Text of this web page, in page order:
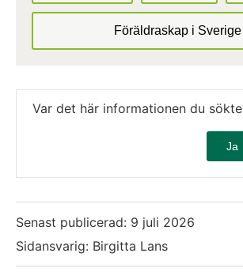
Föräldraskap i Sverige
Var det här informationen du
Ja
Senast publicerad: 9 juli 2026
Sidansvarig: Birgitta Lans